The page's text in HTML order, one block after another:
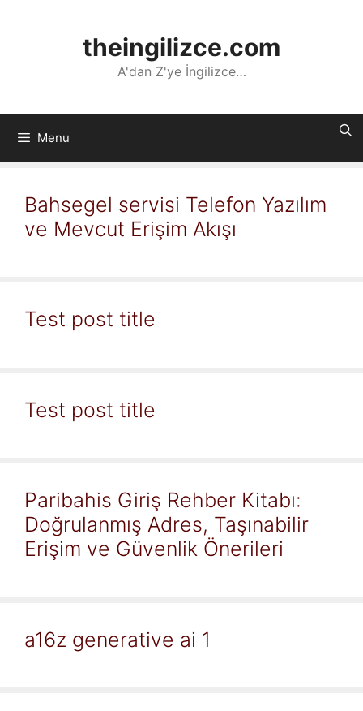
theingilizce.com
A'dan Z'ye İngilizce…
Menu
Bahsegel servisi Telefon Yazılım
ve Mevcut Erişim Akışı
Test post title
Test post title
Paribahis Giriş Rehber Kitabı:
Doğrulanmış Adres, Taşınabilir
Erişim ve Güvenlik Önerileri
a16z generative ai 1